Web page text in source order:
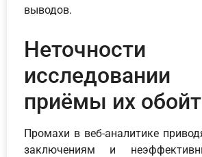
выводов.
приёмы их
Промахи в веб-аналитике
заключениям и